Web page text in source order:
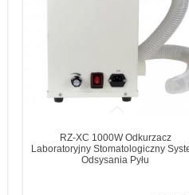
RZ-XC 1000W Odkurzacz
Laboratoryjny Stomatologiczny
Odsysania Pyłu